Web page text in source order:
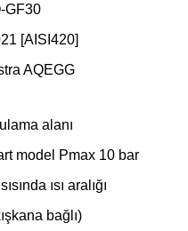
GF30
[AISI420]
AQEGG
alanı
model Pmax 10 bar
ısı aralığı
bağlı)